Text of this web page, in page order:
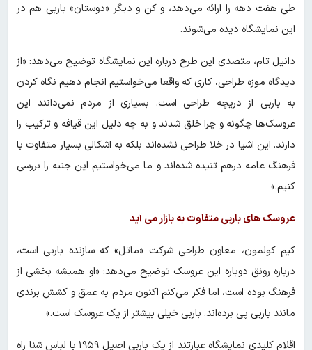
طی هفت دهه را ارائه می‌دهد، و کن و دیگر «دوستان» باربی هم در
این نمایشگاه دیده ‌می‌شوند.
دانیل تام، متصدی این طرح درباره این نمایشگاه توضیح می‌دهد: «از
دیدگاه موزه طراحی، کاری که واقعا می‌خواستیم انجام دهیم نگاه کردن
به باربی از دریچه طراحی است. بسیاری از مردم نمی‌دانند این
عروسک‌ها چگونه و چرا خلق شدند و به چه دلیل این قیافه و ترکیب را
دارند. این اشیا در خلا طراحی نشده‌اند بلکه به اشکالی بسیار متفاوت با
فرهنگ عامه در‌هم تنیده‌ شده‌اند و ما می‌خواستیم این جنبه را بررسی
کنیم.»
عروسک های باربی متفاوت به بازار می آید
کیم کولمون، معاون طراحی شرکت «ماتل»‌ که سازنده باربی است،
درباره رونق دوباره این عروسک توضیح می‌دهد: «او همیشه بخشی از
فرهنگ بوده است، اما فکر می‌کنم اکنون مردم به عمق و کشش برندی
مانند باربی پی برده‌اند. باربی خیلی بیشتر از یک عروسک است.»
اقلام کلیدی نمایشگاه عبارتند از یک باربی اصیل ۱۹۵۹ با لباس شنا راه